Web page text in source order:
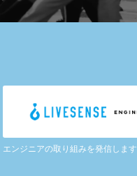
エンジニアの取り組みを発信します